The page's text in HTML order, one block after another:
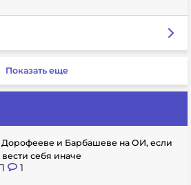
Показать еще
Дорофееве и Барбашеве на ОИ, если
себя иначе
1